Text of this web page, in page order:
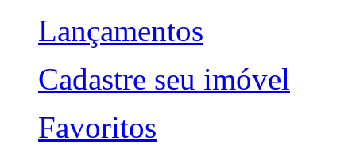
Lançamentos
Cadastre seu imóvel
Favoritos